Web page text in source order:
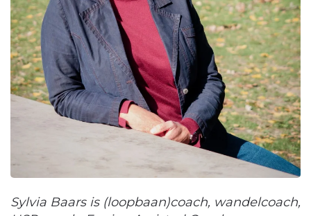
Sylvia Baars is (loopbaan)coach, wandelcoach,